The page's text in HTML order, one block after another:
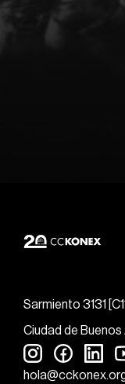
Sarmiento 3131
Ciudad de Buenos